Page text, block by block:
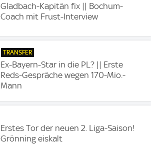
Gladbach-Kapitän fix || Bochum-
Coach mit Frust-Interview
TRANSFER
Ex-Bayern-Star in die PL? || Erste
Reds-Gespräche wegen 170-Mio.-
Mann
Erstes Tor der neuen 2. Liga-Saison!
Grönning eiskalt